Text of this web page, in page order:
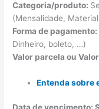
Categoria/produto:
(Mensalidade,
Forma de pagamento:
Dinheiro, boleto, …)
Valor parcela ou
Entenda sobre